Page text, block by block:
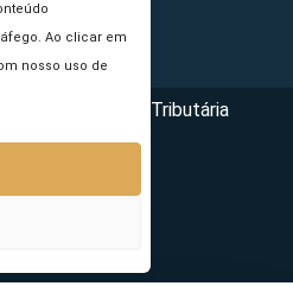
Ao clicar em
nosso uso de
da Reforma Tributária